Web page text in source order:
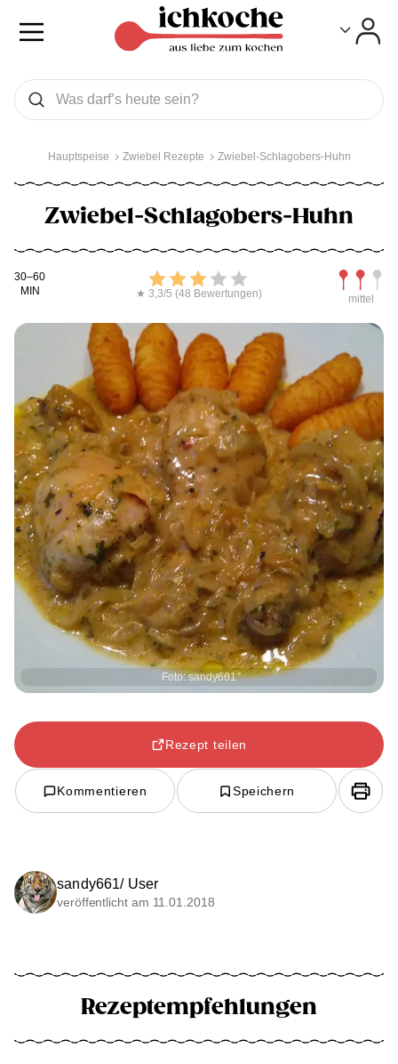
Was wollen Sie suchen
Suchen
Hauptspeise Zwiebel Rezepte Zwiebel-Schlagobers-Huhn
Zwiebel-Schlagobers-Huhn
Kochdauer
30–60
MIN
Bewerten
★ 3,3/5 (48 Bewertungen) mittel
Foto: sandy661
Rezept teilen
Kommentieren Speichern
sandy661/ User
veröffentlicht am 11.01.2018
Rezeptempfehlungen